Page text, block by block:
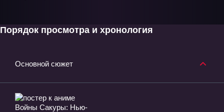
Порядок просмотра и хронология
Основной сюжет